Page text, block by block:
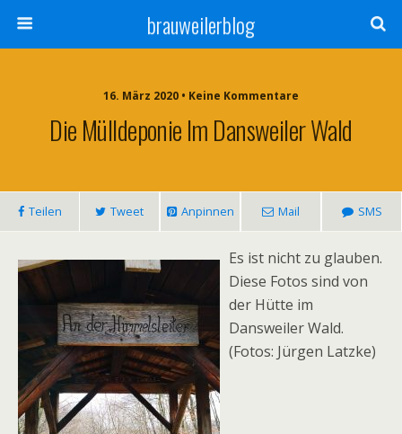
brauweilerblog
16. März 2020 • Keine Kommentare
Die Mülldeponie Im Dansweiler Wald
Teilen Tweet Anpinnen Mail SMS
Es ist nicht zu glauben.
Diese Fotos sind von
der Hütte im
Dansweiler Wald.
(Fotos: Jürgen Latzke)